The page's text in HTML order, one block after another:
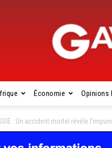
Économie Opinions
: Un accident mortel révèle